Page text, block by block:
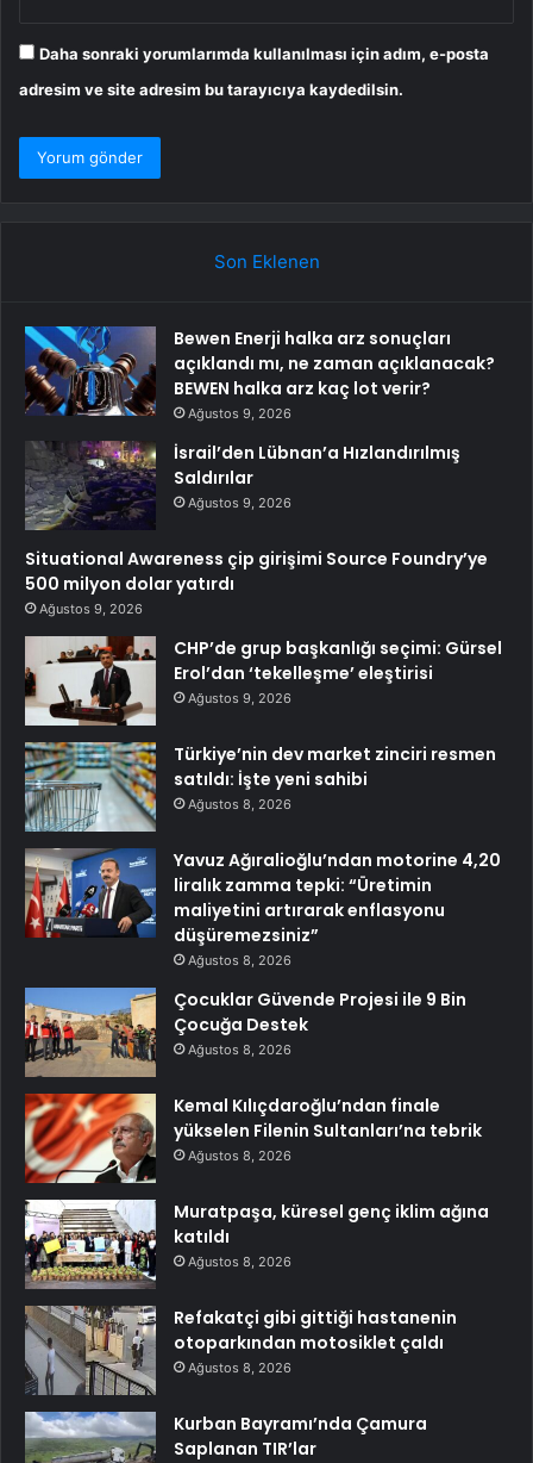
Daha sonraki yorumlarımda kullanılması için adım, e-posta
adresim ve site adresim bu tarayıcıya kaydedilsin.
Son Eklenen
Bewen Enerji halka arz sonuçları
açıklandı mı, ne zaman açıklanacak?
BEWEN halka arz kaç lot verir?
Ağustos 9, 2026
İsrail’den Lübnan’a Hızlandırılmış
Saldırılar
Ağustos 9, 2026
Situational Awareness çip girişimi Source Foundry’ye
500 milyon dolar yatırdı
Ağustos 9, 2026
CHP’de grup başkanlığı seçimi: Gürsel
Erol’dan ‘tekelleşme’ eleştirisi
Ağustos 9, 2026
Türkiye’nin dev market zinciri resmen
satıldı: İşte yeni sahibi
Ağustos 8, 2026
Yavuz Ağıralioğlu’ndan motorine 4,20
liralık zamma tepki: “Üretimin
maliyetini artırarak enflasyonu
düşüremezsiniz”
Ağustos 8, 2026
Çocuklar Güvende Projesi ile 9 Bin
Çocuğa Destek
Ağustos 8, 2026
Kemal Kılıçdaroğlu’ndan finale
yükselen Filenin Sultanları’na tebrik
Ağustos 8, 2026
Muratpaşa, küresel genç iklim ağına
katıldı
Ağustos 8, 2026
Refakatçi gibi gittiği hastanenin
otoparkından motosiklet çaldı
Ağustos 8, 2026
Kurban Bayramı’nda Çamura
Saplanan TIR’lar